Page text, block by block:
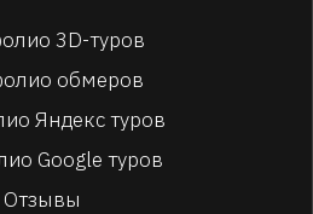
3D-туров
обмеров
Яндекс туров
Google туров
Отзывы